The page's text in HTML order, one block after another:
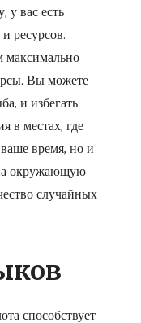
у вас есть
ресурсов.
максимально
Вы можете
и избегать
в местах, где
время, но и
окружающую
случайных
способствует